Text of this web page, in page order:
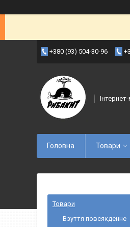
+380 (93) 504-30-96
Головна Товари
Товари
Взуття повсякденне